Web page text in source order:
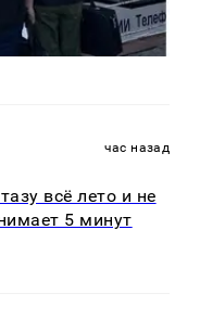
час назад
всё лето и не
5 минут